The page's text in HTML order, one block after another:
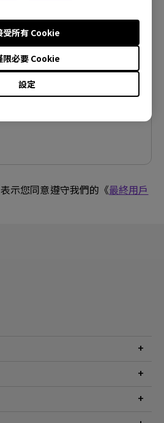
設定
限必要 Cookie
受所有 Cookie
示您同意遵守我們的《最終用戶